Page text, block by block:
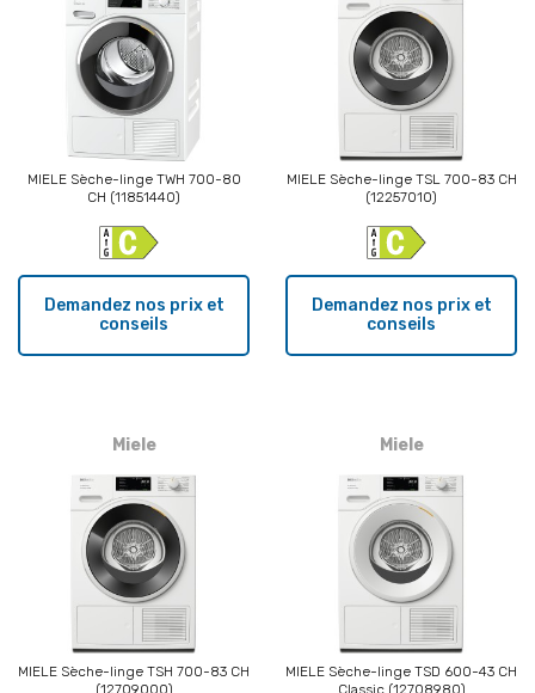
MIELE Sèche-linge TWH 700-80
CH (11851440)
Demandez nos prix et
conseils
MIELE Sèche-linge TSL 700-83 CH
(12257010)
Demandez nos prix et
conseils
Miele
MIELE Sèche-linge TSH 700-83 CH
(12709000)
Miele
MIELE Sèche-linge TSD 600-43 CH
Classic (12708980)